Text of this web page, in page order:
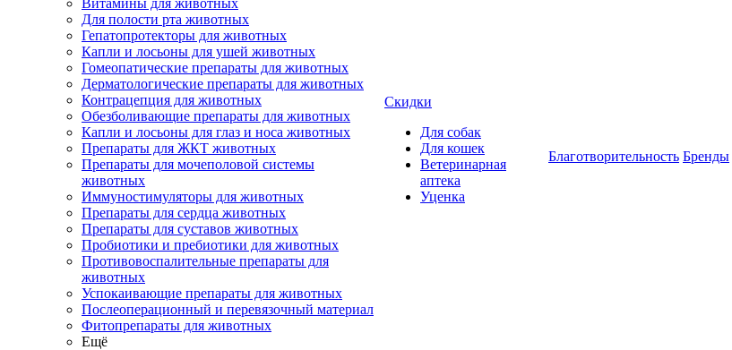
Витамины для животных
Для полости рта животных
Гепатопротекторы для животных
Капли и лосьоны для ушей животных
Гомеопатические препараты для животных
Дерматологические препараты для животных
Контрацепция для животных
Обезболивающие препараты для животных
Капли и лосьоны для глаз и носа животных
Препараты для ЖКТ животных
Препараты для мочеполовой системы
животных
Иммуностимуляторы для животных
Препараты для сердца животных
Препараты для суставов животных
Пробиотики и пребиотики для животных
Противовоспалительные препараты для
животных
Успокаивающие препараты для животных
Послеоперационный и перевязочный материал
Фитопрепараты для животных
Ещё
Скидки
Для собак
Для кошек
Ветеринарная
аптека
Уценка
Благотворительность Бренды